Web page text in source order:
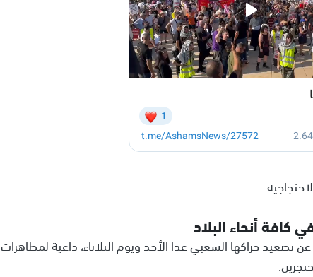
أنحاء البلاد
عن تصعيد حراكها الشعبي غدا الأحد ويوم الثلاثاء، داعية لمظاهرات